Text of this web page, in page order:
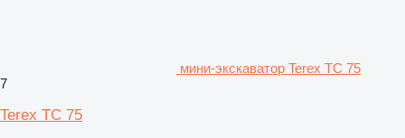
мини-экскаватор Terex TC 75
7
Terex TC 75